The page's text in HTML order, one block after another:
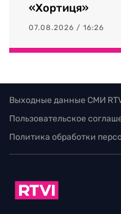
«Хортиця»
07.08.2026 / 16:26
Выходные данные СМИ
Пользовательское
Политика обработки